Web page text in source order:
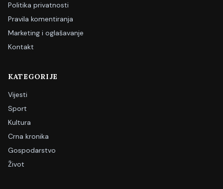
Politika privatnosti
Pravila komentiranja
Marketing i oglašavanje
Kontakt
KATEGORIJE
Vijesti
Sport
Kultura
Crna kronika
Gospodarstvo
Život